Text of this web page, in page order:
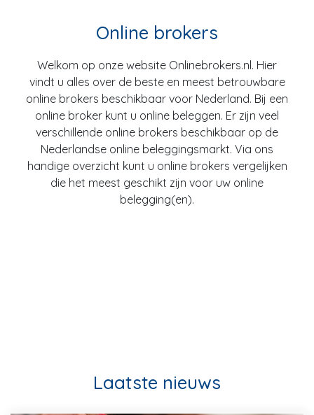
Online brokers
Welkom op onze website Onlinebrokers.nl. Hier
vindt u alles over de beste en meest betrouwbare
online brokers beschikbaar voor Nederland. Bij een
online broker kunt u online beleggen. Er zijn veel
verschillende online brokers beschikbaar op de
Nederlandse online beleggingsmarkt. Via ons
handige overzicht kunt u online brokers vergelijken
die het meest geschikt zijn voor uw online
belegging(en).
Laatste nieuws